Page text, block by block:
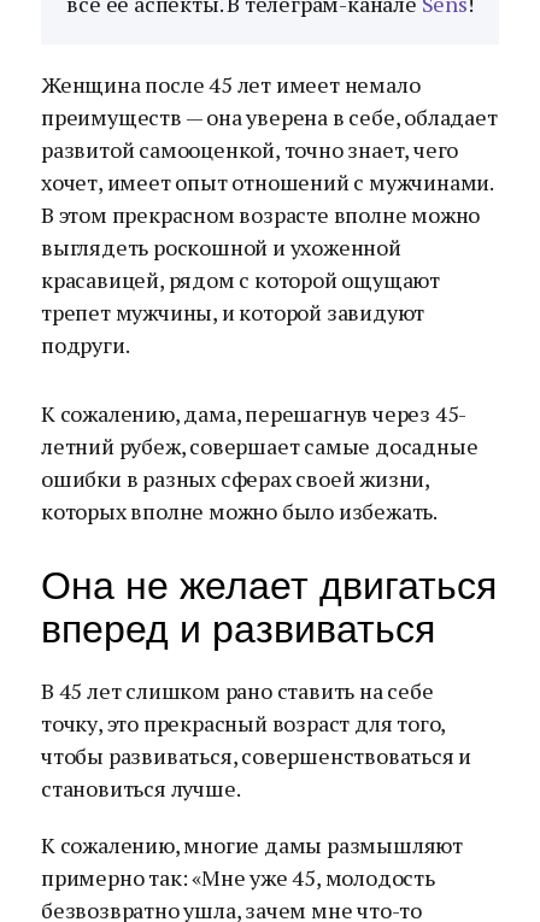
Женщина после 45 лет имеет немало
преимуществ — она уверена в себе, обладает
развитой самооценкой, точно знает, чего
хочет, имеет опыт отношений с мужчинами.
В этом прекрасном возрасте вполне можно
выглядеть роскошной и ухоженной
красавицей, рядом с которой ощущают
трепет мужчины, и которой завидуют
подруги.
К сожалению, дама, перешагнув через 45-
летний рубеж, совершает самые досадные
ошибки в разных сферах своей жизни,
которых вполне можно было избежать.
Она не желает двигаться
вперед и развиваться
В 45 лет слишком рано ставить на себе
точку, это прекрасный возраст для того,
чтобы развиваться, совершенствоваться и
становиться лучше.
К сожалению, многие дамы размышляют
примерно так: «Мне уже 45, молодость
безвозвратно ушла, зачем мне что-то